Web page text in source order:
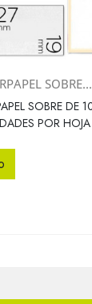
SOBRE...
SOBRE
POR HOJA